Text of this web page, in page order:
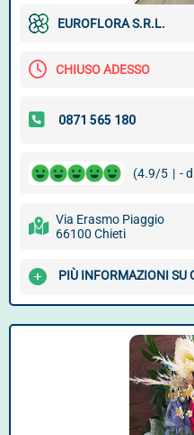
EUROFLORA S.R.L.
CHIUSO ADESSO
(4.9/5 | -
Via Erasmo Piaggio
66100 Chieti
PIÙ INFORMAZIONI SU